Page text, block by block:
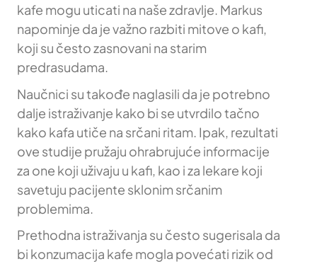
kafe mogu uticati na naše zdravlje. Markus
napominje da je važno razbiti mitove o kafi,
koji su često zasnovani na starim
predrasudama.
Naučnici su takođe naglasili da je potrebno
dalje istraživanje kako bi se utvrdilo tačno
kako kafa utiče na srčani ritam. Ipak, rezultati
ove studije pružaju ohrabrujuće informacije
za one koji uživaju u kafi, kao i za lekare koji
savetuju pacijente sklonim srčanim
problemima.
Prethodna istraživanja su često sugerisala da
bi konzumacija kafe mogla povećati rizik od